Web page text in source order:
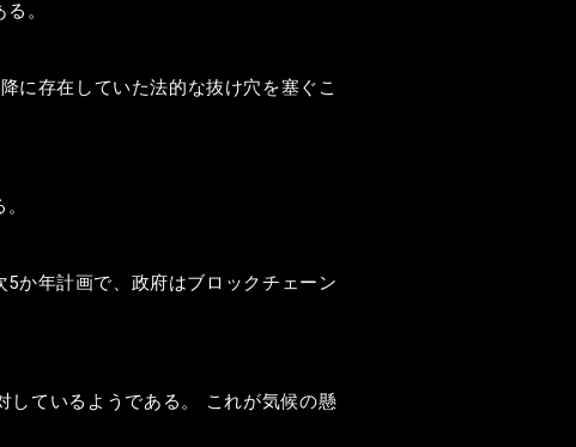
。
に存在していた法的な抜け穴を塞ぐこ
か年計画で、政府はブロックチェーン
しているようである。 これが気候の懸